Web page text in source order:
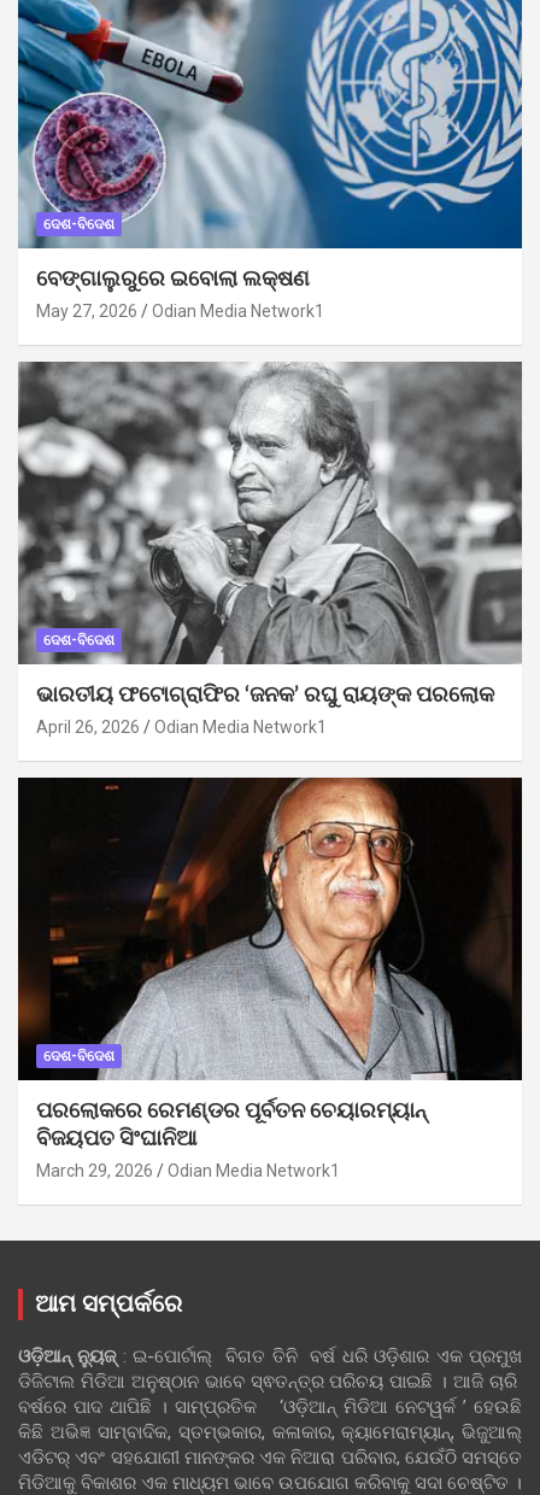
ଦେଶ-ବିଦେଶ
ବେଙ୍ଗାଲୁରୁରେ ଇବୋଲା ଲକ୍ଷଣ
May 27, 2026 Odian Media Network1
ଦେଶ-ବିଦେଶ
ଭାରତୀୟ ଫଟୋଗ୍ରାଫିର ‘ଜନକ’ ରଘୁ ରାୟଙ୍କ ପରଲୋକ
April 26, 2026 Odian Media Network1
ଦେଶ-ବିଦେଶ
ପରଲୋକରେ ରେମଣ୍ଡର ପୂର୍ବତନ ଚେୟାରମ୍ୟାନ୍
ବିଜୟପତ ସିଂଘାନିଆ
March 29, 2026 Odian Media Network1
ଆମ ସମ୍ପର୍କରେ
ଓଡ଼ିଆନ୍‍ ନ୍ୟୁଜ୍‍: ଇ-ପୋର୍ଟାଲ୍ ବିଗତ ତିନି ବର୍ଷ ଧରି ଓଡ଼ିଶାର ଏକ ପ୍ରମୁଖ
ଡିଜିଟାଲ ମିଡିଆ ଅନୁଷ୍ଠାନ ଭାବେ ସ୍ଵତନ୍ତ୍ର ପରିଚୟ ପାଇଛି । ଆଜି ଚାରି
ବର୍ଷରେ ପାଦ ଥାପିଛି । ସାମ୍ପ୍ରତିକ ‘ଓଡ଼ିଆନ୍‍ ମିଡିଆ ନେଟୱର୍କ ’ ହେଉଛି
କିଛି ଅଭିଜ୍ଞ ସାମ୍ବାଦିକ, ସ୍ତମ୍ଭକାର, କଳାକାର, କ୍ୟାମେରାମ୍ୟାନ୍, ଭିଜୁଆଲ୍
ଏଡିଟର୍ ଏବଂ ସହଯୋଗୀ ମାନଙ୍କର ଏକ ନିଆରା ପରିବାର, ଯେଉଁଠି ସମସ୍ତେ
ମିଡିଆକୁ ବିକାଶର ଏକ ମାଧ୍ୟମ ଭାବେ ଉପଯୋଗ କରିବାକୁ ସଦା ଚେଷ୍ଟିତ ।